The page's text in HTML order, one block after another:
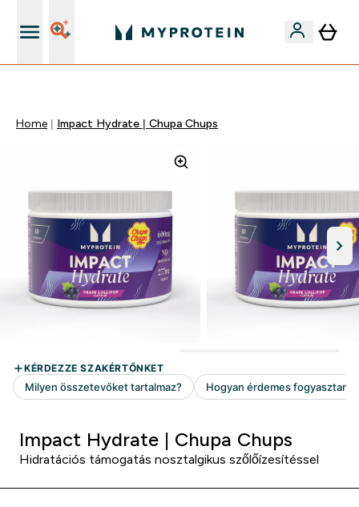
Home Impact Hydrate | Chupa Chups
Impact Hydrate | Chupa Chups
Hidratációs támogatás nosztalgikus szőlőízesítéssel